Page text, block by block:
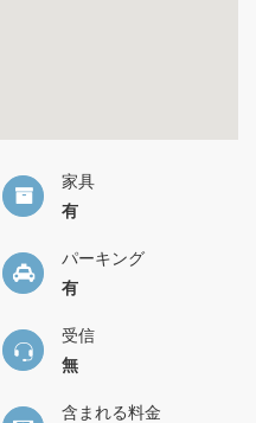
家具
有
パーキング
有
受信
無
含まれる料金